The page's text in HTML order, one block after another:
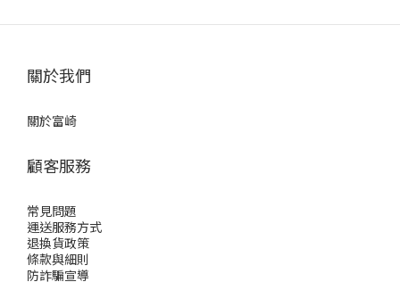
關於我們
關於富崎
顧客服務
常見問題
運送服務方式
退換貨政策
條款與細則
防詐騙宣導